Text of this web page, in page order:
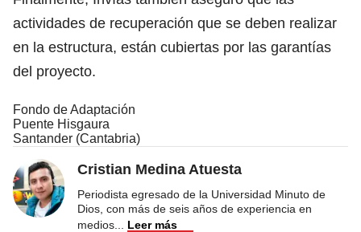
actividades de recuperación que se deben realizar
en la estructura, están cubiertas por las garantías
del proyecto.
Fondo de Adaptación
Puente Hisgaura
Santander (Cantabria)
Cristian Medina Atuesta
Periodista egresado de la Universidad Minuto de
Dios, con más de seis años de experiencia en
medios
Leer más